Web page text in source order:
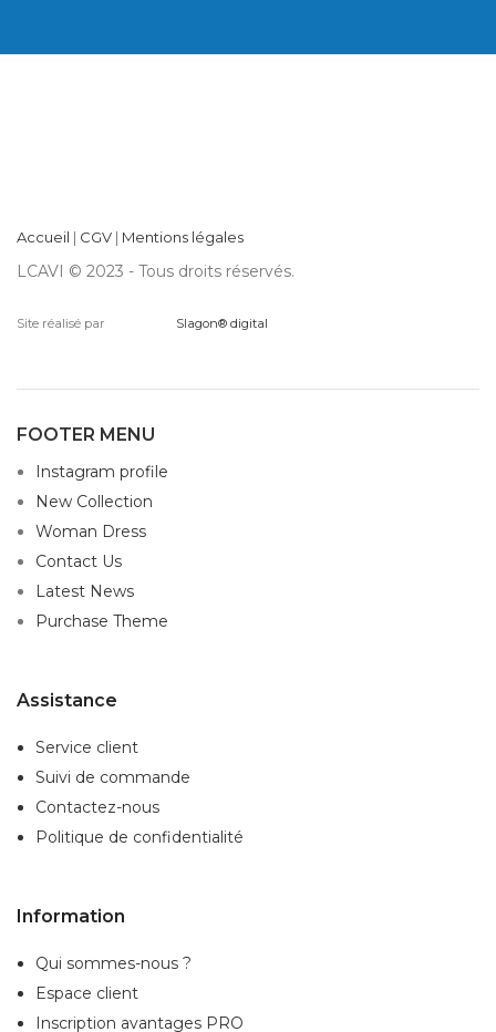
Accueil | CGV | Mentions légales
LCAVI © 2023 - Tous droits réservés.
Site réalisé par Slagon® digital
FOOTER MENU
Instagram profile
New Collection
Woman Dress
Contact Us
Latest News
Purchase Theme
Assistance
Service client
Suivi de commande
Contactez-nous
Politique de confidentialité
Information
Qui sommes-nous ?
Espace client
Inscription avantages PRO